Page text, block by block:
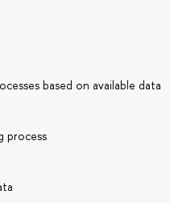
based on available data
process